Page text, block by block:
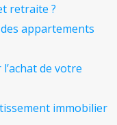
retraite ?
appartements
de votre
immobilier